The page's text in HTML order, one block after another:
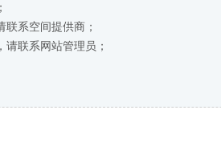
联系空间提供商；
联系网站管理员；